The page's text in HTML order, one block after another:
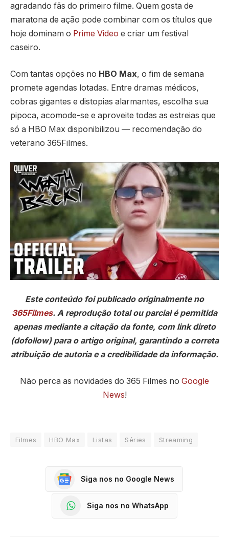
agradando fãs do primeiro filme. Quem gosta de
maratona de ação pode combinar com os títulos que
hoje dominam o Prime Video e criar um festival
caseiro.
Com tantas opções no HBO Max, o fim de semana
promete agendas lotadas. Entre dramas médicos,
cobras gigantes e distopias alarmantes, escolha sua
pipoca, acomode-se e aproveite todas as estreias que
só a HBO Max disponibilizou — recomendação do
veterano 365Filmes.
Este conteúdo foi publicado originalmente no
365Filmes. A reprodução total ou parcial é permitida
apenas mediante a citação da fonte, com link direto
(dofollow) para o artigo original, garantindo a correta
atribuição de autoria e a credibilidade da informação.
Não perca as novidades do 365 Filmes no Google
News!
Filmes HBO Max Listas Séries Streaming
Siga nos no Google News
Siga nos no WhatsApp